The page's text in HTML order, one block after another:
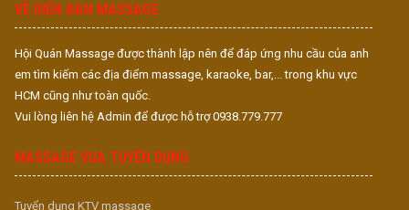
VỀ DIỄN ĐÀN MASSAGE
Hội Quán Massage được thành lập nên để đáp ứng nhu cầu của anh
em tìm kiếm các địa điểm massage, karaoke, bar,... trong khu vực
HCM cũng như toàn quốc.
Vui lòng liên hệ Admin để được hỗ trợ 0938.779.777
MASSAGE VUA TUYỂN DỤNG
Tuyển dụng KTV massage